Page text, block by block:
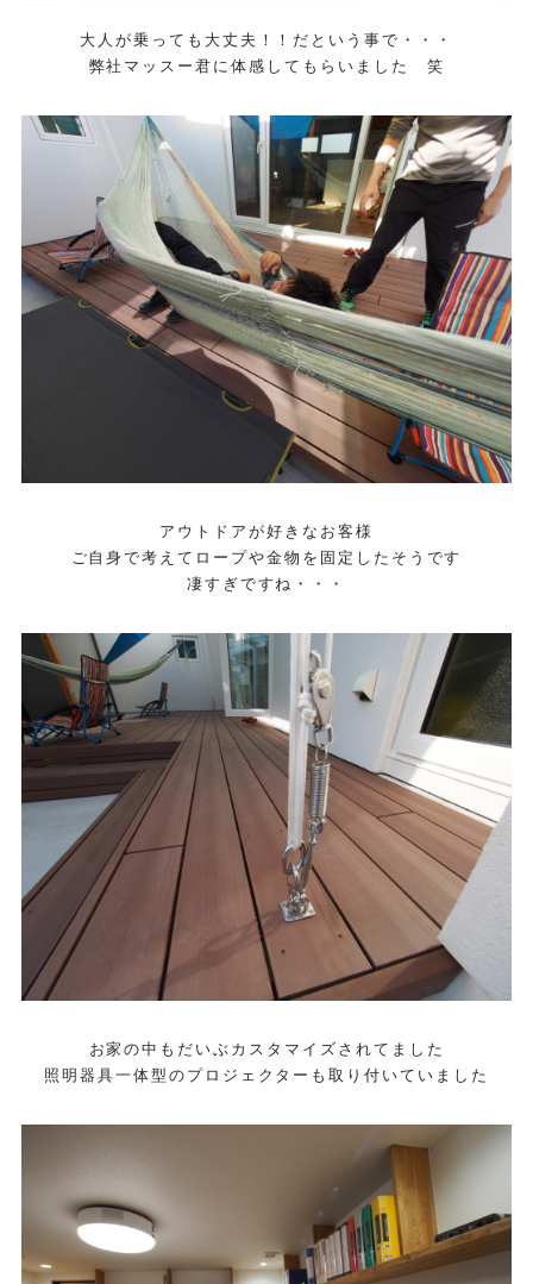
大人が乗っても大丈夫！！だという事で・・・
弊社マッスー君に体感してもらいました 笑
アウトドアが好きなお客様
ご自身で考えてロープや金物を固定したそうです
凄すぎですね・・・
お家の中もだいぶカスタマイズされてました
照明器具一体型のプロジェクターも取り付いていました